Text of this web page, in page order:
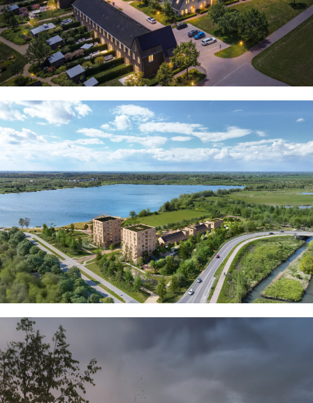
Wonen aan het water